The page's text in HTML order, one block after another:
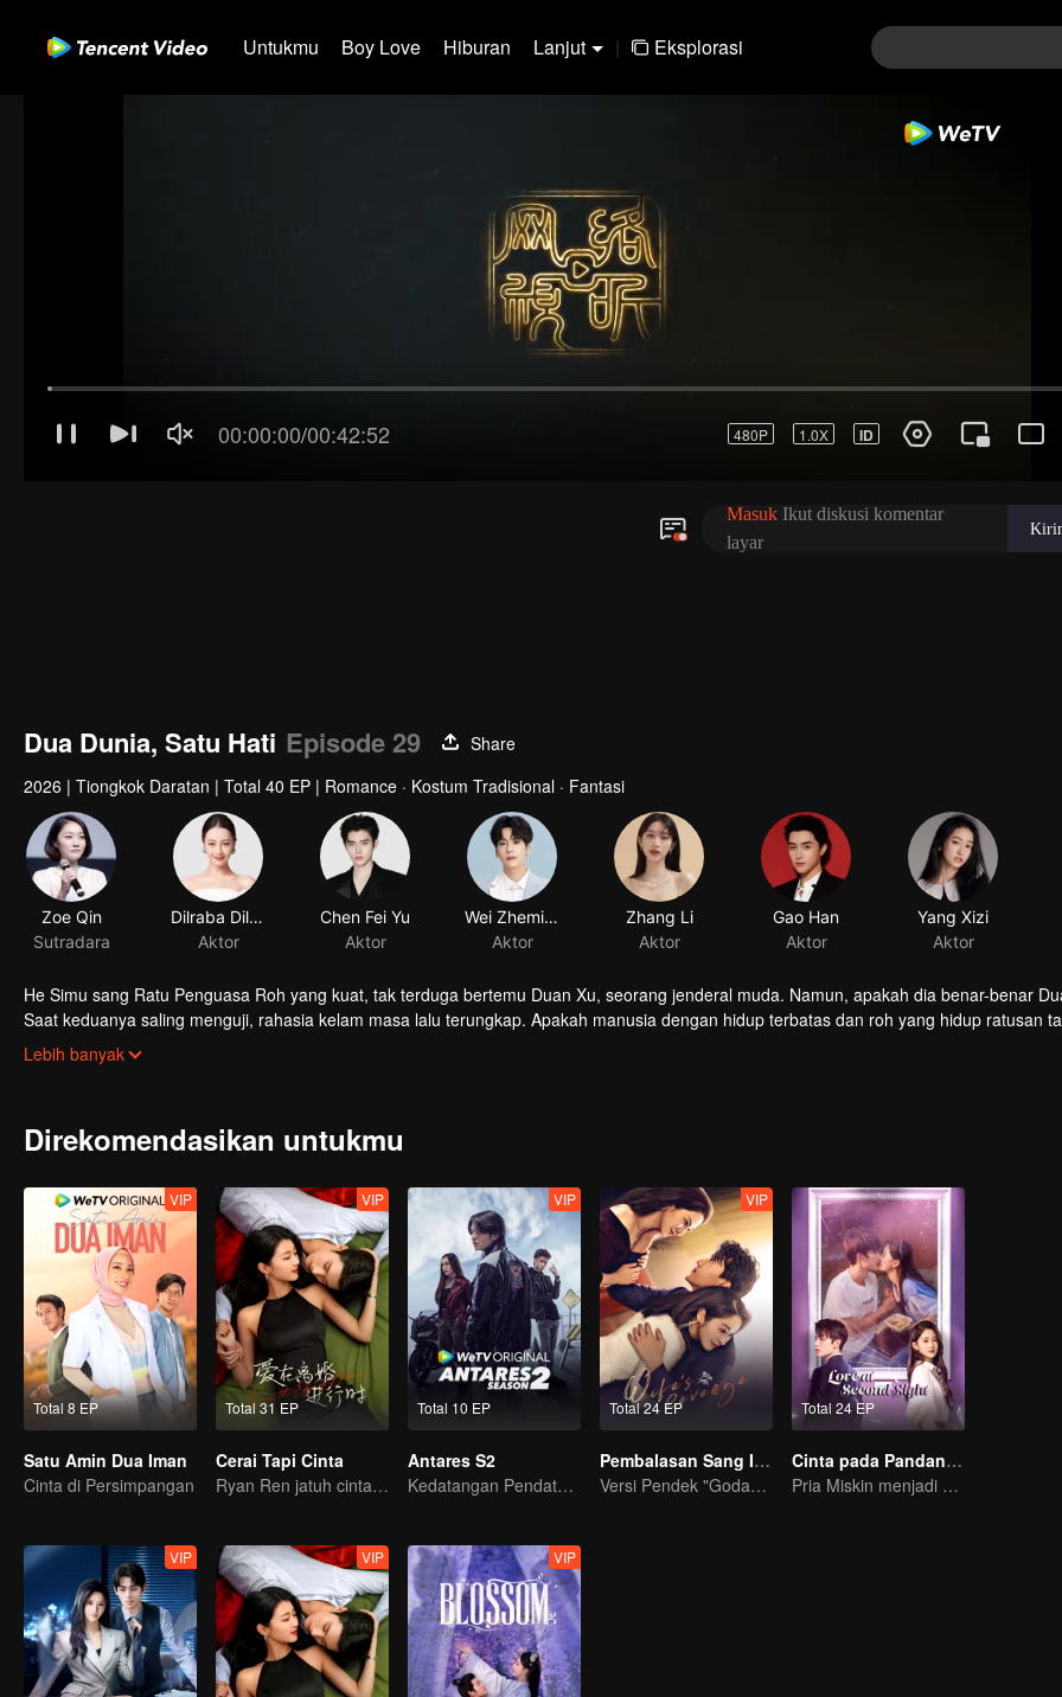
Untukmu Boy Love Hiburan Lanjut | Eksplorasi
Dua Dunia, Satu Hati Episode 29
Share
2026 | Tiongkok Daratan | Total 40 EP | Romance · Kostum Tradisional · Fantasi
Zoe Qin
Sutradara
Dilraba Dilmurat
Aktor
Chen Fei Yu
Aktor
Wei Zheming
Aktor
Zhang Li
Aktor
Gao Han
Aktor
He Simu sang Ratu Penguasa Roh yang kuat, tak terduga bertemu Duan Xu, seorang jenderal muda. Namun, apakah dia benar-benar
Saat keduanya saling menguji, rahasia kelam masa lalu terungkap. Apakah manusia dengan hidup terbatas dan roh yang hidup ratusan
bersatu melawan waktu?
Lebih banyak
Direkomendasikan untukmu
Total 8 EP
VIP
Satu Amin Dua Iman
Cinta di Persimpangan
Total 31 EP
VIP
Cerai Tapi Cinta
Ryan Ren jatuh cinta setelah gugat cerai Istrinya?!
Total 10 EP
VIP
Antares S2
Kedatangan Pendatang Pembawa Kekacauan
Total 24 EP
VIP
Pembalasan Sang Istri
Versi Pendek "Godaan Pulang"
Total 24 EP
Cinta pada Pandangan Kedua
Pria Miskin menjadi CEO untuk mengejar Mantannya
VIP VIP VIP